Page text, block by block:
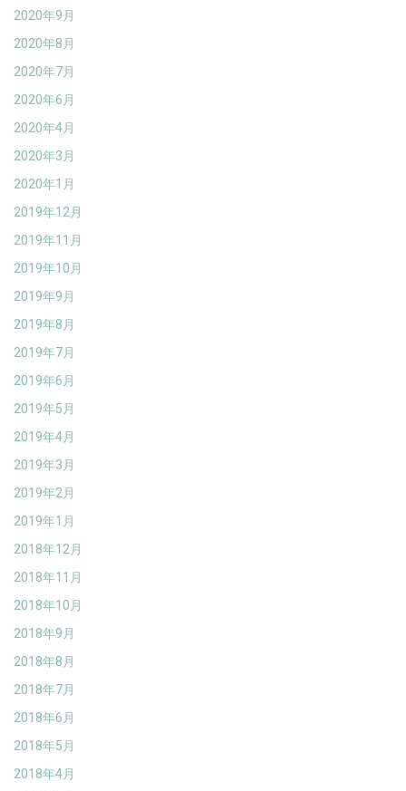
2020年9月
2020年8月
2020年7月
2020年6月
2020年4月
2020年3月
2020年1月
2019年12月
2019年11月
2019年10月
2019年9月
2019年8月
2019年7月
2019年6月
2019年5月
2019年4月
2019年3月
2019年2月
2019年1月
2018年12月
2018年11月
2018年10月
2018年9月
2018年8月
2018年7月
2018年6月
2018年5月
2018年4月